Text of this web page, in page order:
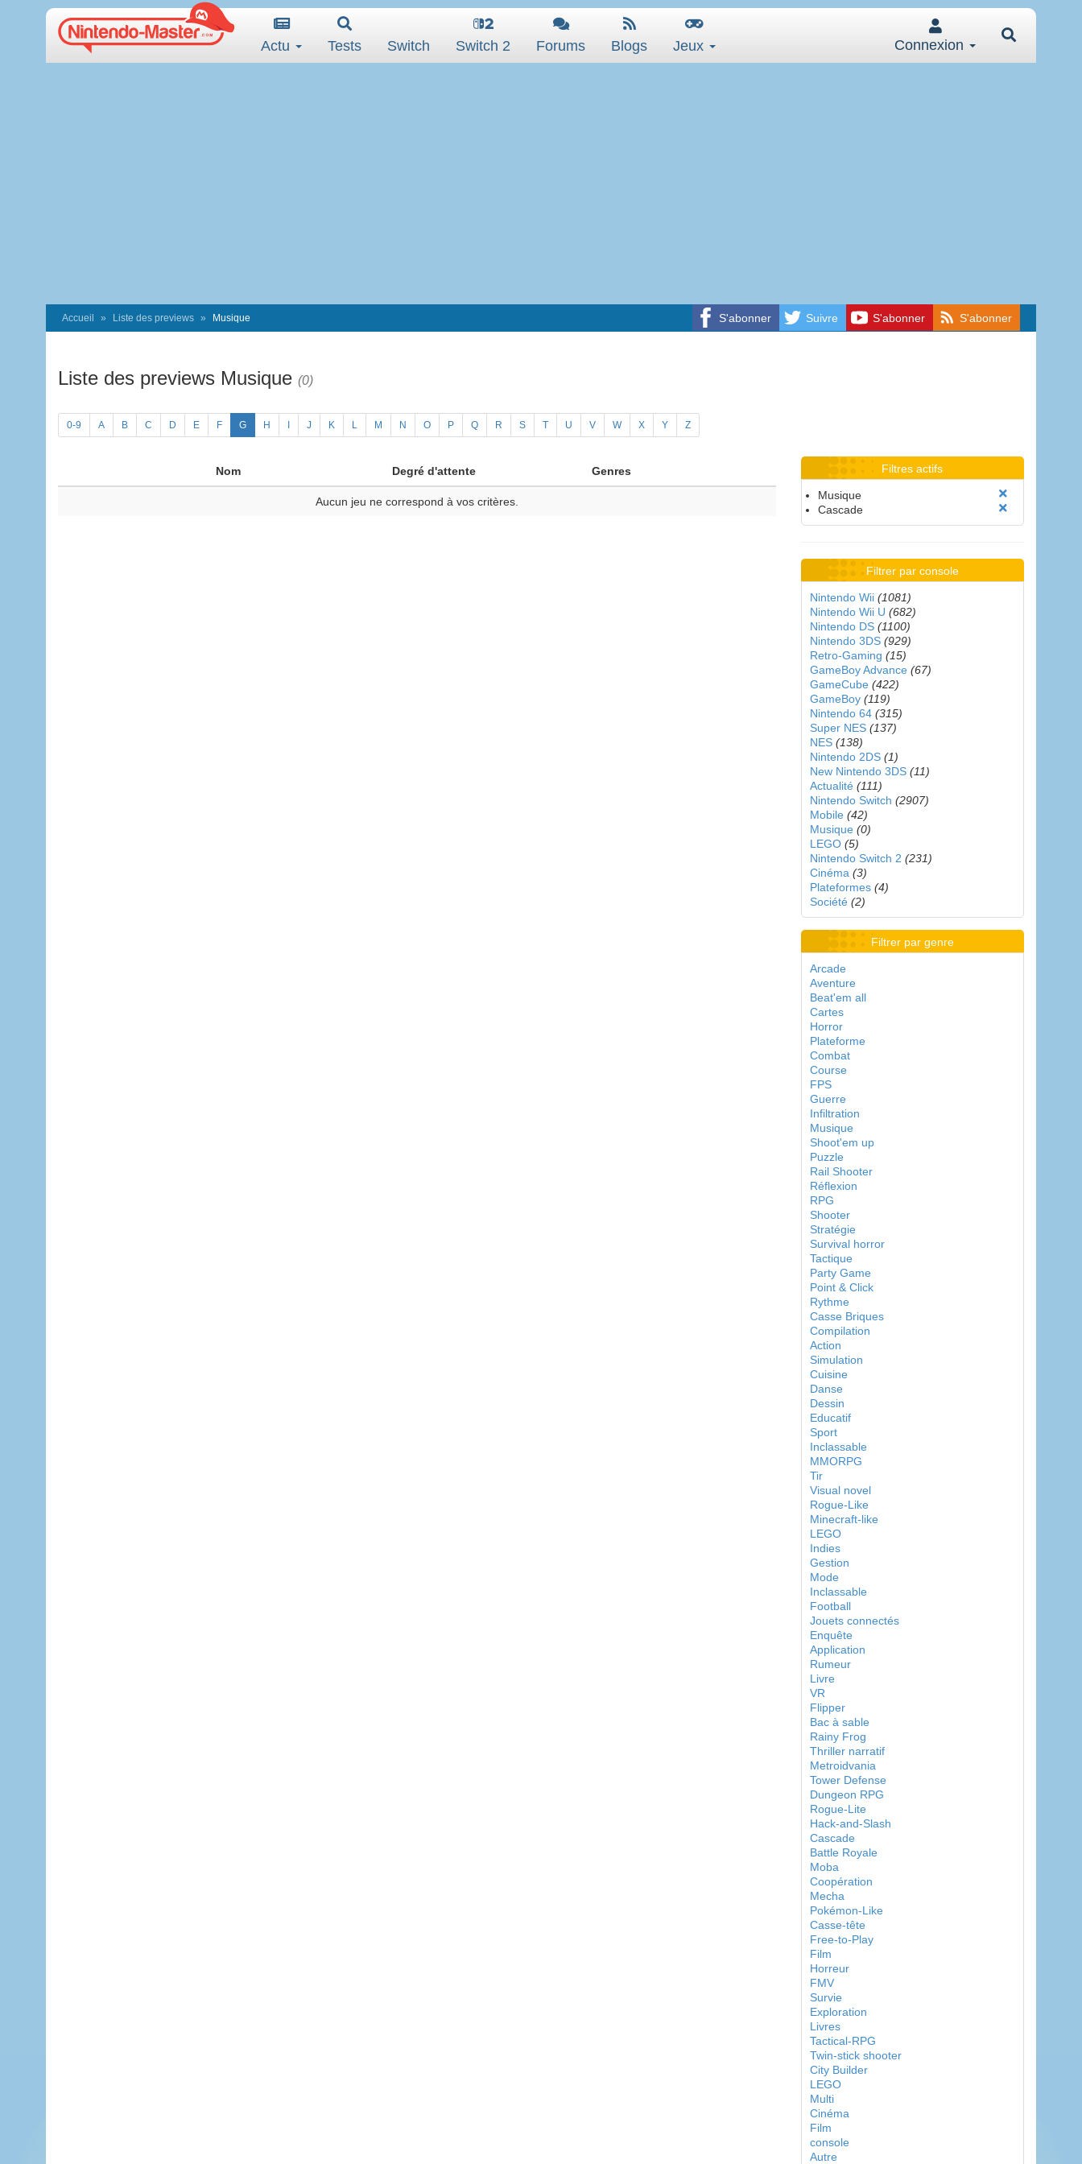
Actu Tests Switch Switch 2 Forums Blogs Jeux Connexion
S'abonner Suivre S'abonner S'abonner
Accueil Liste des previews Musique
Liste des previews Musique (0)
0-9 A B C D E F G H J K L M N O P Q R S T U V W X Y Z
Nom Degré d'attente Genres
Aucun jeu ne correspond à vos critères.
Filtres actifs
Musique
Cascade
Filtrer par console
Nintendo Wii (1081)
Nintendo Wii U (682)
Nintendo DS (1100)
Nintendo 3DS (929)
Retro-Gaming (15)
GameBoy Advance (67)
GameCube (422)
GameBoy (119)
Nintendo 64 (315)
Super NES (137)
NES (138)
Nintendo 2DS (1)
New Nintendo 3DS (11)
Actualité (111)
Nintendo Switch (2907)
Mobile (42)
Musique (0)
LEGO (5)
Nintendo Switch 2 (231)
Cinéma (3)
Plateformes (4)
Société (2)
Filtrer par genre
Arcade
Aventure
Beat'em all
Cartes
Horror
Plateforme
Combat
Course
FPS
Guerre
Infiltration
Musique
Shoot'em up
Puzzle
Rail Shooter
Réflexion
RPG
Shooter
Stratégie
Survival horror
Tactique
Party Game
Point & Click
Rythme
Casse Briques
Compilation
Action
Simulation
Cuisine
Danse
Dessin
Educatif
Sport
Inclassable
MMORPG
Tir
Visual novel
Rogue-Like
Minecraft-like
LEGO
Indies
Gestion
Mode
Inclassable
Football
Jouets connectés
Enquête
Application
Rumeur
Livre
VR
Flipper
Bac à sable
Rainy Frog
Thriller narratif
Metroidvania
Tower Defense
Dungeon RPG
Rogue-Lite
Hack-and-Slash
Cascade
Battle Royale
Moba
Coopération
Mecha
Pokémon-Like
Casse-tête
Free-to-Play
Film
Horreur
FMV
Survie
Exploration
Livres
Tactical-RPG
Twin-stick shooter
City Builder
LEGO
Multi
Cinéma
Film
console
Autre